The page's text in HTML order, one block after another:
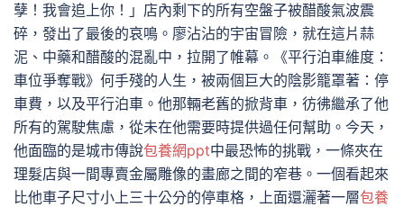
孽！我會追上你！」店內剩下的所有空盤子被醋酸氣波震
碎，發出了最後的哀鳴。廖沾沾的宇宙冒險，就在這片蒜
泥、中藥和醋酸的混亂中，拉開了帷幕。《平行泊車維度：
車位爭奪戰》何手殘的人生，被兩個巨大的陰影籠罩著：停
車費，以及平行泊車。他那輛老舊的掀背車，彷彿繼承了他
所有的駕駛焦慮，從未在他需要時提供過任何幫助。今天，
他面臨的是城市傳說包養網ppt中最恐怖的挑戰，一條夾在
理髮店與一間專賣金屬雕像的畫廊之間的窄巷。一個看起來
比他車子尺寸小上三十公分的停車格，上面還灑著一層包養